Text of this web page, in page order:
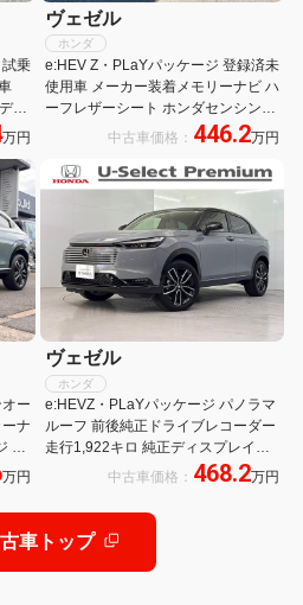
乗
モ
ラ
万円
ヴェゼル
ホンダ
e:HEV Z・PLaYパッケージ 登録済未
使用車 メーカー装着メモリーナビ ハ
ーフレザーシート ホンダセンシング
マルチビューカメラ プレミアムオー
パワーバックドア 純正18インチAW
中古車価格： 446.2万円
ー
ナ
内
ノ
ア
万円
ヴェゼル
ホンダ
e:HEVZ・PLaYパッケージ パノラマ
ルーフ 前後純正ドライブレコーダー
走行1,922キロ 純正ディスプレイオ
ーディオ メモリーナビ マルチビュー
ート 純正アルミホイール パノラマモ
ニター
中古車価格： 468.2万円
車トップ